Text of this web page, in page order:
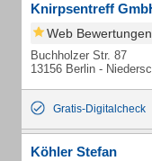
Knirpsentreff
Web
Buchholzer Str. 87
13156 Berlin -
Gratis-Digitalcheck
Köhler Stefan